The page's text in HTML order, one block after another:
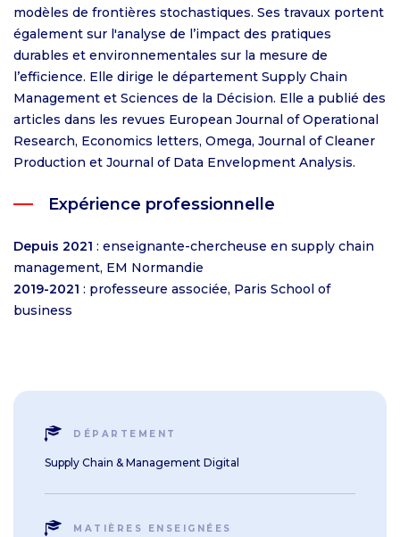
modèles de frontières stochastiques. Ses travaux portent
également sur l'analyse de l’impact des pratiques
durables et environnementales sur la mesure de
l’efficience. Elle dirige le département Supply Chain
Management et Sciences de la Décision. Elle a publié des
articles dans les revues European Journal of Operational
Research, Economics letters, Omega, Journal of Cleaner
Production et Journal of Data Envelopment Analysis.
Expérience professionnelle
Depuis 2021 : enseignante-chercheuse en supply chain
management, EM Normandie
2019-2021 : professeure associée, Paris School of
business
DÉPARTEMENT
Supply Chain & Management Digital
MATIÈRES ENSEIGNÉES